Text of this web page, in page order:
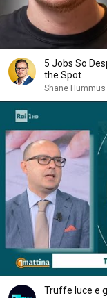
5 Jobs So
the Spot
Shane Hummus
Truffe luce e